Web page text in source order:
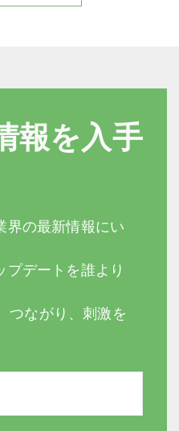
報を入手
界の最新情報にい
プデートを誰より
つながり、刺激を